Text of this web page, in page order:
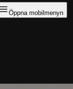
Öppna mobilmenyn